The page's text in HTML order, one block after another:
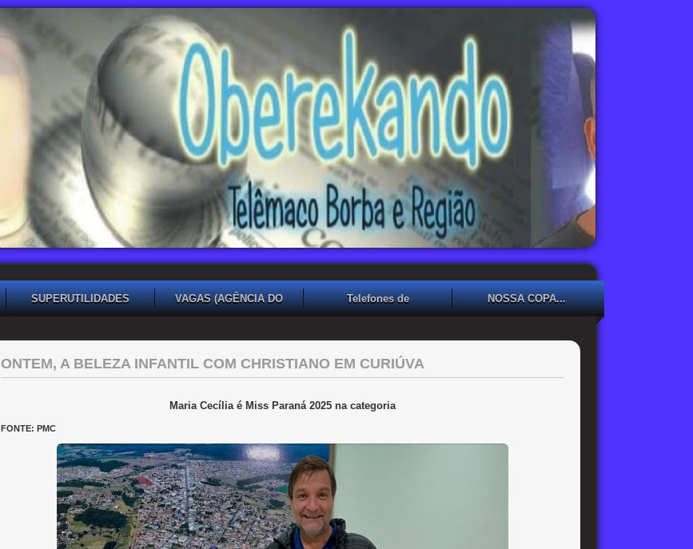
SUPERUTILIDADES
VAGAS (AGÊNCIA DO
Telefones de
NOSSA COPA...
ONTEM, A BELEZA INFANTIL COM CHRISTIANO EM CURIÚVA
Maria Cecília é Miss Paraná 2025 na categoria
FONTE: PMC